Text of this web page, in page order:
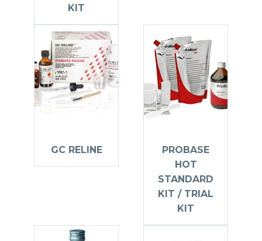
KIT
GC RELINE
PROBASE
HOT
STANDARD
KIT / TRIAL
KIT